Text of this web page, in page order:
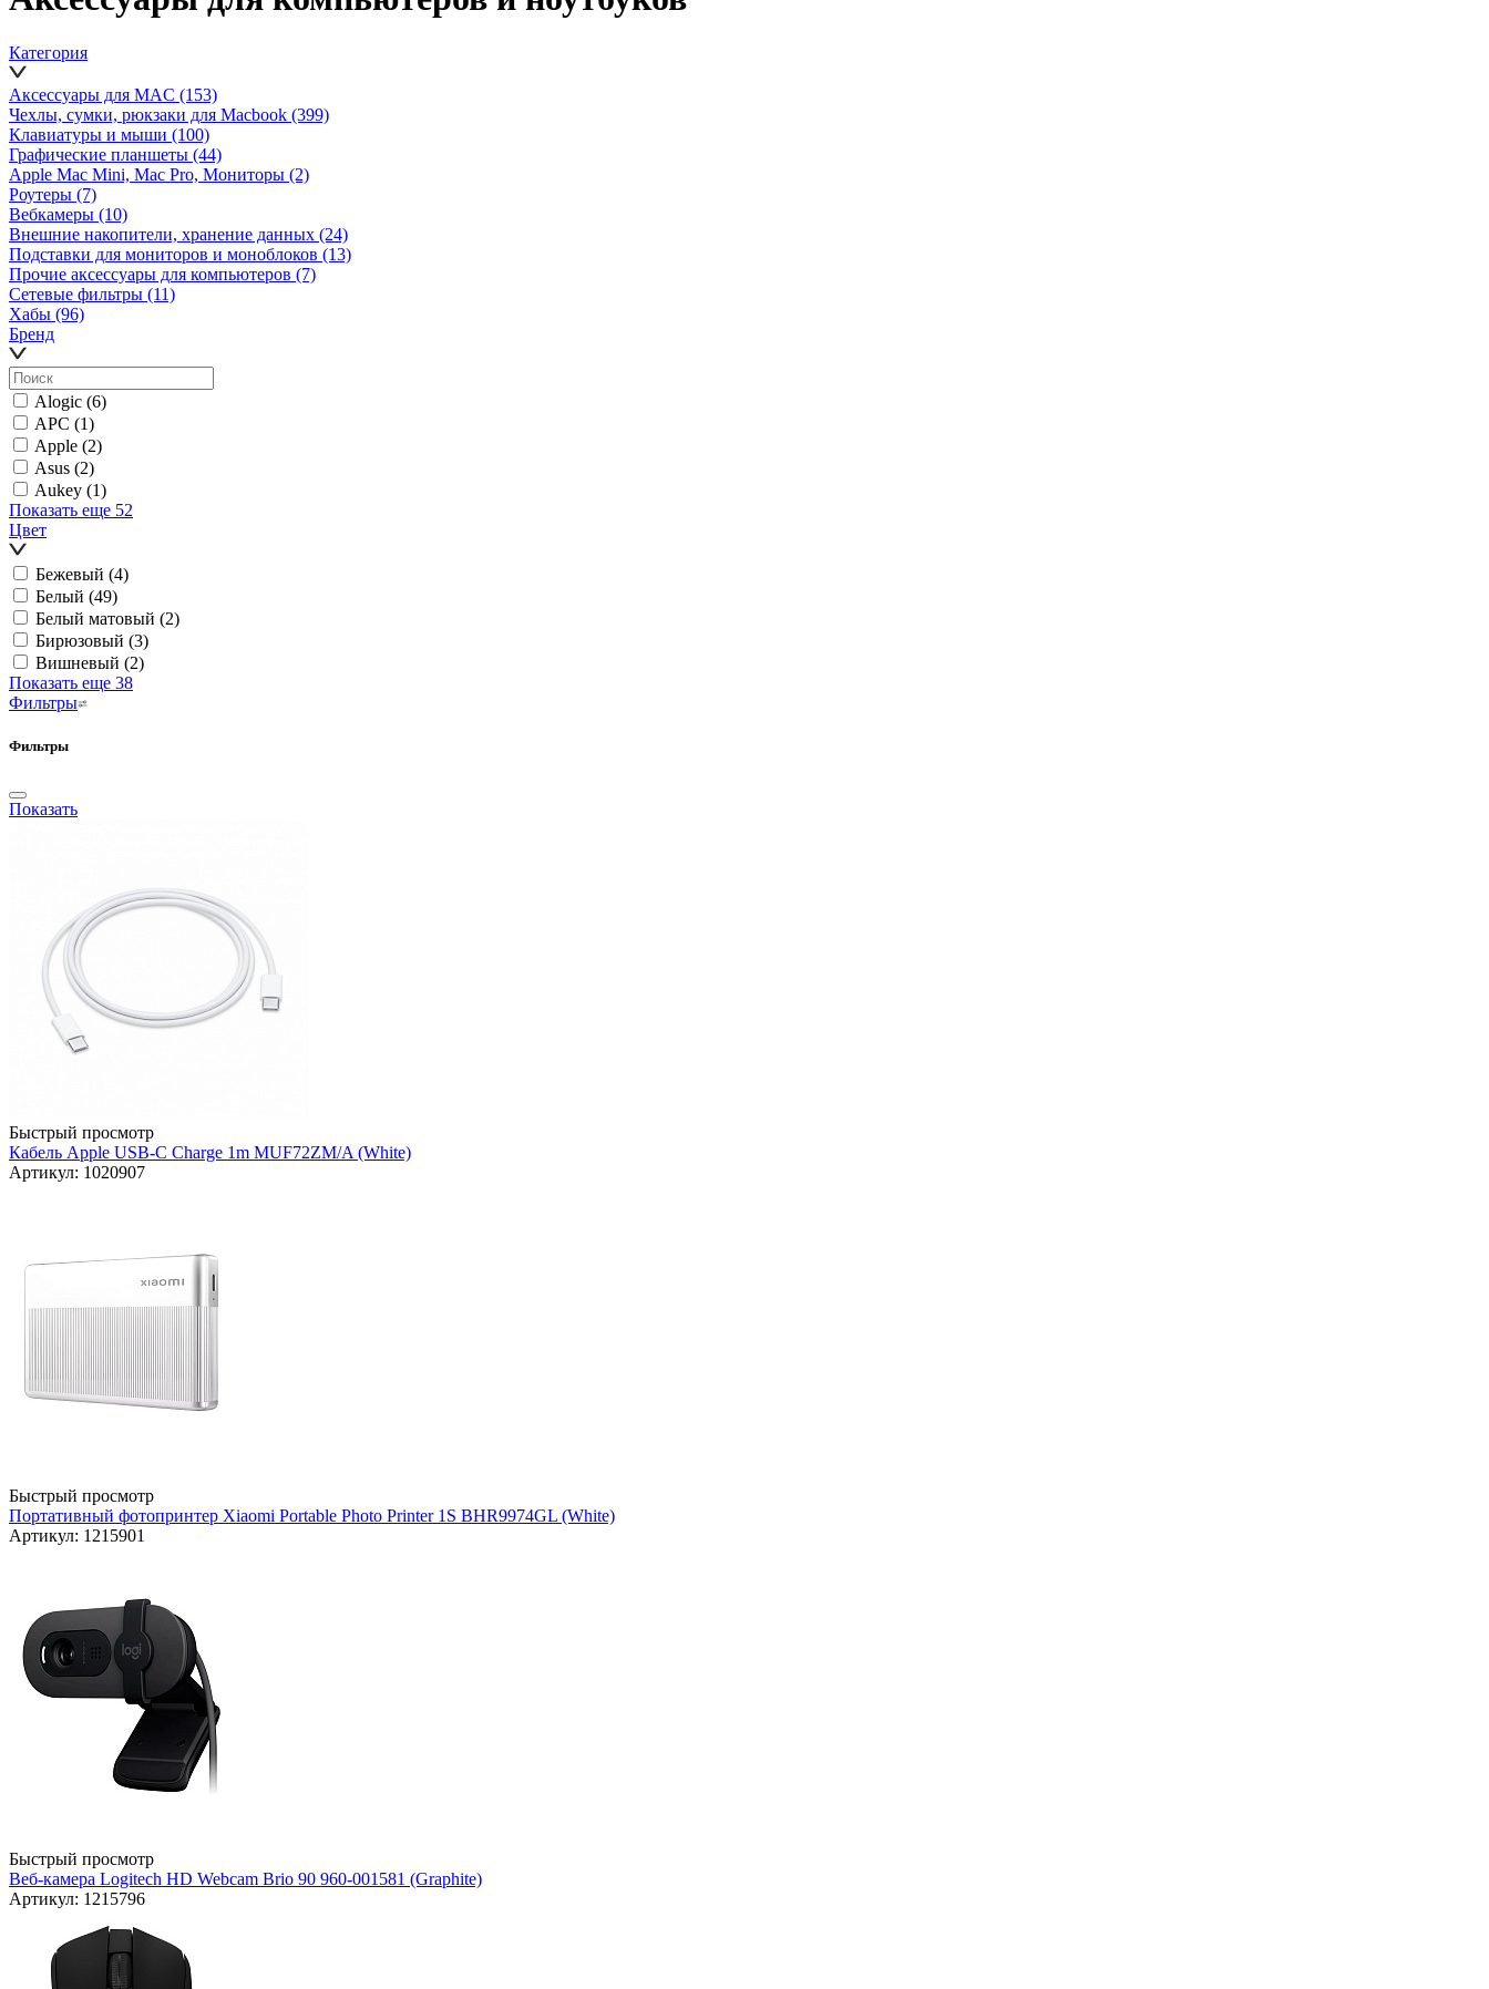
Категория
Аксессуары для MAC (153)
Чехлы, сумки, рюкзаки для Macbook (399)
Клавиатуры и мыши (100)
Графические планшеты (44)
Apple Mac Mini, Mac Pro, Мониторы (2)
Роутеры (7)
Вебкамеры (10)
Внешние накопители, хранение данных (24)
Подставки для мониторов и моноблоков (13)
Прочие аксессуары для компьютеров (7)
Сетевые фильтры (11)
Хабы (96)
Бренд
Alogic (6)
APC (1)
Apple (2)
Asus (2)
Aukey (1)
Показать еще 52
Цвет
Бежевый (4)
Белый (49)
Белый матовый (2)
Бирюзовый (3)
Вишневый (2)
Показать еще 38
Фильтры
Фильтры
Показать
Быстрый просмотр
Кабель Apple USB-C Charge 1m MUF72ZM/A (White)
Артикул: 1020907
Быстрый просмотр
Портативный фотопринтер Xiaomi Portable Photo Printer 1S BHR9974GL (White)
Артикул: 1215901
Быстрый просмотр
Веб-камера Logitech HD Webcam Brio 90 960-001581 (Graphite)
Артикул: 1215796